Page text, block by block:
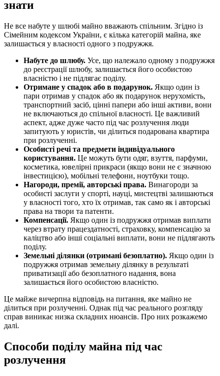
знати
Не все набуте у шлюбі майно вважають спільним. Згідно із
Сімейним кодексом України, є кілька категорій майна, яке
залишається у власності одного з подружжя.
Набуте до шлюбу. Усе, що належало одному з подружжя
до реєстрації шлюбу, залишається його особистою
власністю і не підлягає поділу.
Отримане у спадок або в подарунок. Якщо один із
пари отримав у спадок або як подарунок нерухомість,
транспортний засіб, цінні папери або інші активи, вони
не включаються до спільної власності. Це важливий
аспект, адже дуже часто під час розлучення люди
запитують у юристів, чи ділиться подарована квартира
при розлученні.
Особисті речі та предмети індивідуального
користування. Це можуть бути одяг, взуття, парфуми,
косметика, ювелірні прикраси (якщо вони не є значною
інвестицією), мобільні телефони, ноутбуки тощо.
Нагороди, премії, авторські права. Винагороди за
особисті заслуги у спорті, науці, мистецтві залишаються
у власності того, хто їх отримав, так само як і авторські
права на твори та патенти.
Компенсації. Якщо один із подружжя отримав виплати
через втрату працездатності, страховку, компенсацію за
каліцтво або інші соціальні виплати, вони не підлягають
поділу.
Земельні ділянки (отримані безоплатно). Якщо один із
подружжя отримав земельну ділянку в результаті
приватизації або безоплатного надання, вона
залишається його особистою власністю.
Це майже вичерпна відповідь на питання, яке майно не
ділиться при розлученні. Однак під час реального розгляду
справ виникає низка складних нюансів. Про них розкажемо
далі.
Способи поділу майна під час
розлучення